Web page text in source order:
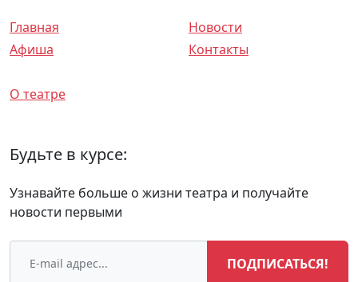
Главная
Афиша
О театре
Новости
Контакты
Будьте в курсе:
Узнавайте больше о жизни театра и получайте
новости первыми
ПОДПИСАТЬСЯ!